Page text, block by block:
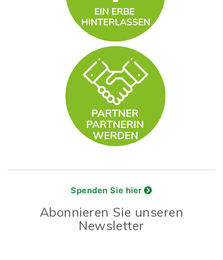
Spenden Sie hier
Abonnieren Sie unseren
Newsletter